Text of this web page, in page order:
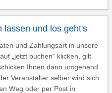
lassen und los geht's
und Zahlungsart in unsere
„jetzt buchen“ klicken, gilt
Ihnen dann umgehend
Veranstalter selber wird sich
Weg oder per Post in